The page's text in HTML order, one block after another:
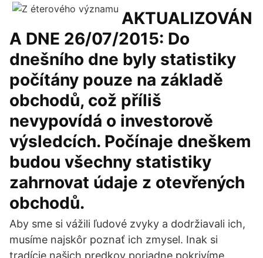
AKTUALIZOVÁN
A DNE 26/07/2015: Do
dnešního dne byly statistiky
počítány pouze na základě
obchodů, což příliš
nevypovídá o investorově
výsledcích. Počínaje dneškem
budou všechny statistiky
zahrnovat údaje z otevřených
obchodů.
Aby sme si vážili ľudové zvyky a dodržiavali ich,
musíme najskôr poznať ich zmysel. Inak si
tradície našich predkov poriadne pokrivíme.